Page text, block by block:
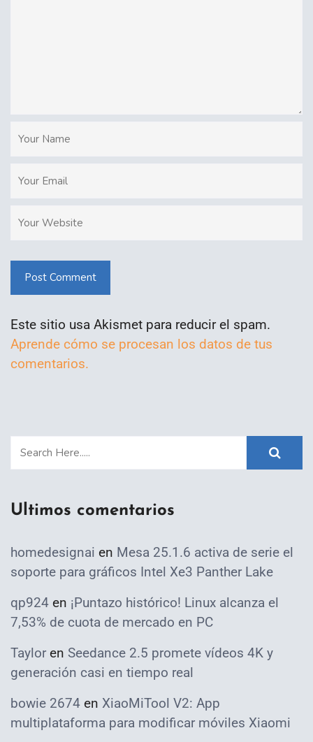
Post Comment
Este sitio usa Akismet para reducir el spam.
Aprende cómo se procesan los datos de tus
comentarios.
Ultimos comentarios
homedesignai en Mesa 25.1.6 activa de serie el
soporte para gráficos Intel Xe3 Panther Lake
qp924 en ¡Puntazo histórico! Linux alcanza el
7,53% de cuota de mercado en PC
Taylor en Seedance 2.5 promete vídeos 4K y
generación casi en tiempo real
bowie 2674 en XiaoMiTool V2: App
multiplataforma para modificar móviles Xiaomi